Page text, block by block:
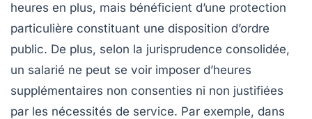
heures en plus, mais bénéficient d’une protection
particulière constituant une disposition d’ordre
public. De plus, selon la jurisprudence consolidée,
un salarié ne peut se voir imposer d’heures
supplémentaires non consenties ni non justifiées
par les nécessités de service. Par exemple, dans